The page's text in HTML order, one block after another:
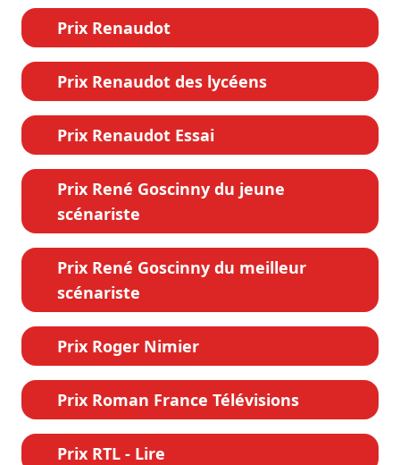
Prix Renaudot
Prix Renaudot des lycéens
Prix Renaudot Essai
Prix René Goscinny du jeune
scénariste
Prix René Goscinny du meilleur
scénariste
Prix Roger Nimier
Prix Roman France Télévisions
Prix RTL - Lire